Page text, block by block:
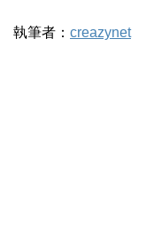
執筆者： creazynet